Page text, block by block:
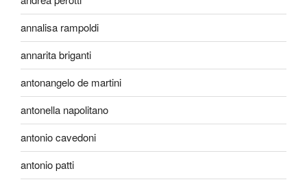
annalisa rampoldi
annarita briganti
antonangelo de martini
antonella napolitano
antonio cavedoni
antonio patti